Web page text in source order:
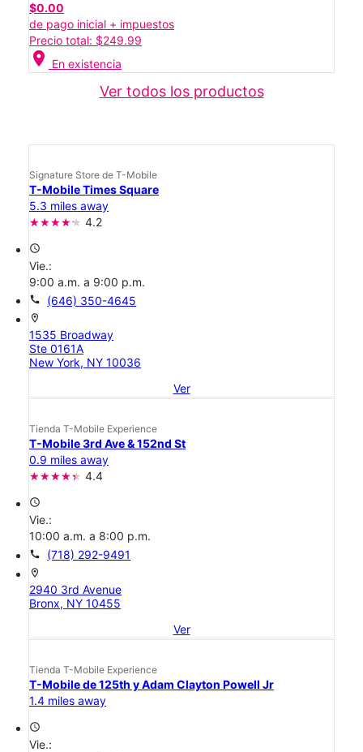
$0.00
de pago inicial + impuestos
Precio total: $249.99
location_on En existencia
Ver todos los productos
Signature Store de T-Mobile
T-Mobile Times Square
5.3 miles away
4.2
access_time
Vie.:
9:00 a.m. a 9:00 p.m.
call (646) 350-4645
location_on
1535 Broadway
Ste 0161A
New York, NY 10036
Ver
Tienda T-Mobile Experience
T-Mobile 3rd Ave & 152nd St
0.9 miles away
4.4
access_time
Vie.:
10:00 a.m. a 8:00 p.m.
call (718) 292-9491
location_on
2940 3rd Avenue
Bronx, NY 10455
Ver
Tienda T-Mobile Experience
T-Mobile de 125th y Adam Clayton Powell Jr
1.4 miles away
access_time
Vie.: